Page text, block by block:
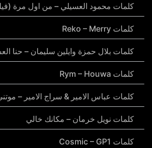
كلمات محمود العسيلي – من اول مرة
كلمات Reko – Merry
كلمات بلال حمزة وايلين سليمان – حنا
كلمات Rym – Houwa
كلمات عباس الامير & سراج الامير –
كلمات نويل خرمان – مكانك خالي
كلمات Cosmic – GP1